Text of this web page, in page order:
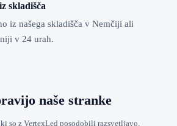
skladišča
iz našega skladišča v Nemčiji ali
v 24 urah.
naše stranke
so z VertexLed posodobili razsvetljavo.